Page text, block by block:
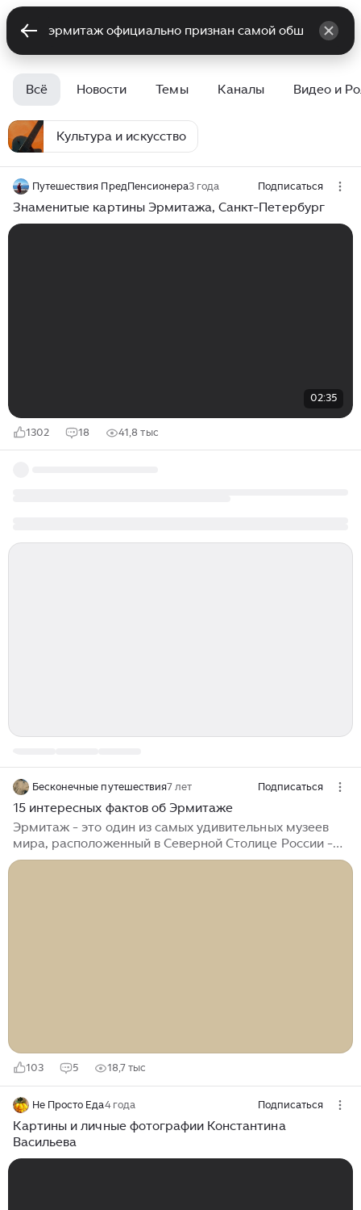
Всё Новости Темы Каналы Видео и
Культура и искусство
Путешествия ПредПенсионера3 года Подписаться
Знаменитые картины Эрмитажа, Санкт-Петербург
02:35
1302 18 41,8 тыс
Бесконечные путешествия7 лет Подписаться
15 интересных фактов об Эрмитаже
Эрмитаж - это один из самых удивительных музеев
мира, расположенный в Северной Столице России -
Санкт-Петербурге. Музей располагает огромным
103 5 18,7 тыс
Не Просто Еда4 года Подписаться
Картины и личные фотографии Константина
Васильева